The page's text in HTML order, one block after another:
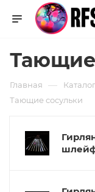
Тающие
Главная — Каталог
Тающие сосульки